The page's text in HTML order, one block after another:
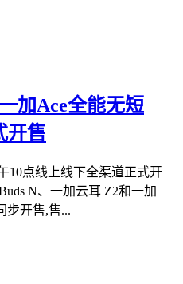
加Ace全能无短
开售
10点线上线下全渠道正式开
N、一加云耳 Z2和一加
步开售,售...